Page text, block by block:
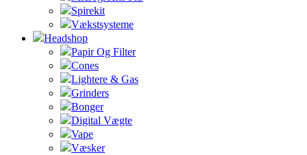
Spirekit
Vækstsysteme
Headshop
Papir Og Filter
Cones
Lightere & Gas
Grinders
Bonger
Digital Vægte
Vape
Væsker